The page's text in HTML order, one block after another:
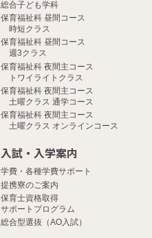
総合子ども学科
保育福祉科 昼間コース
時短クラス
保育福祉科 昼間コース
週3クラス
保育福祉科 夜間主コース
トワイライトクラス
保育福祉科 夜間主コース
土曜クラス 通学コース
保育福祉科 夜間主コース
土曜クラス オンラインコース
入試・入学案内
学費・各種学費サポート
提携寮のご案内
保育士資格取得
サポートプログラム
総合型選抜（AO入試）